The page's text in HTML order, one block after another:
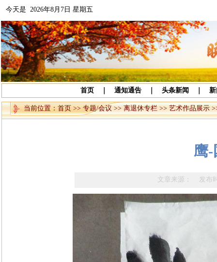
今天是 2026年8月7日 星期五
首页 通知通告 头条新闻
当前位置：首页>>专题/会议 >> 离退休专栏 >> 艺术作品展示
鹰-
文章来源： 发布